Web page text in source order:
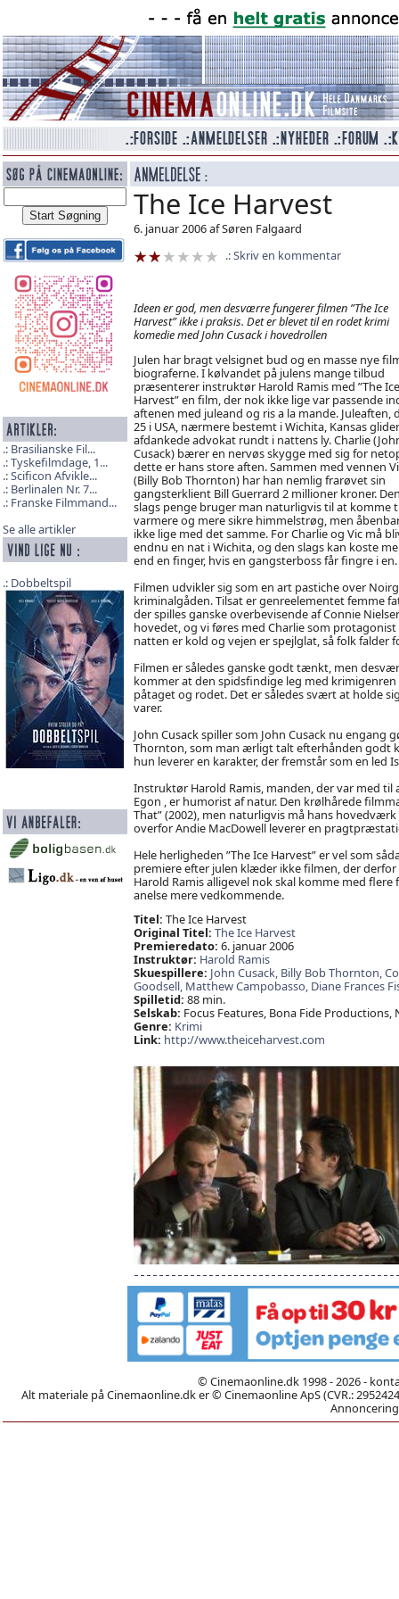
Brasilianske Fil...
Tyskefilmdage, 1...
Scificon Afvikle...
Berlinalen Nr. 7...
Franske Filmmand...
Se alle artikler
Dobbeltspil
The Ice Harvest
6. januar 2006 af Søren Falgaard
Skriv en kommentar
Ideen er god, men desværre fungerer filmen ”The Ice
Harvest” ikke i praksis. Det er blevet til en rodet krimi
komedie med John Cusack i hovedrollen
Julen har bragt velsignet bud og en masse nye
biograferne. I kølvandet på julens mange tilbud
præsenterer instruktør Harold Ramis med ”The Ice
Harvest” en film, der nok ikke lige var passende
aftenen med juleand og ris a la mande. Juleaften,
25 i USA, nærmere bestemt i Wichita, Kansas
afdankede advokat rundt i nattens ly. Charlie
Cusack) bærer en nervøs skygge med sig for
dette er hans store aften. Sammen med vennen
(Billy Bob Thornton) har han nemlig frarøvet sin
gangsterklient Bill Guerrard 2 millioner kroner.
slags penge bruger man naturligvis til at komme
varmere og mere sikre himmelstrøg, men
ikke lige med det samme. For Charlie og Vic må
endnu en nat i Wichita, og den slags kan koste
end en finger, hvis en gangsterboss får fingre i en.
Filmen udvikler sig som en art pastiche over
kriminalgåden. Tilsat er genreelementet femme
der spilles ganske overbevisende af Connie
hovedet, og vi føres med Charlie som
natten er kold og vejen er spejlglat, så folk falder
Filmen er således ganske godt tænkt, men
kommer at den spidsfindige leg med
påtaget og rodet. Det er således svært at holde
varer.
John Cusack spiller som John Cusack nu
Thornton, som man ærligt talt efterhånden godt
hun leverer en karakter, der fremstår som en led
Instruktør Harold Ramis, manden, der var med
Egon , er humorist af natur. Den krølhårede
That” (2002), men naturligvis må hans
overfor Andie MacDowell leverer en
Hele herligheden ”The Ice Harvest” er vel som
premiere efter julen klæder ikke filmen, der
Harold Ramis alligevel nok skal komme med
anelse mere vedkommende.
Titel: The Ice Harvest
Original Titel: The Ice Harvest
Premieredato: 6. januar 2006
Instruktør: Harold Ramis
Skuespillere: John Cusack, Billy Bob Thornton,
Goodsell, Matthew Campobasso, Diane Frances
Spilletid: 88 min.
Selskab: Focus Features, Bona Fide Productions,
Genre: Krimi
Link: http://www.theiceharvest.com
© Cinemaonline.dk 1998 - 2026 -
Alt materiale på Cinemaonline.dk er © Cinemaonline ApS (CVR.: